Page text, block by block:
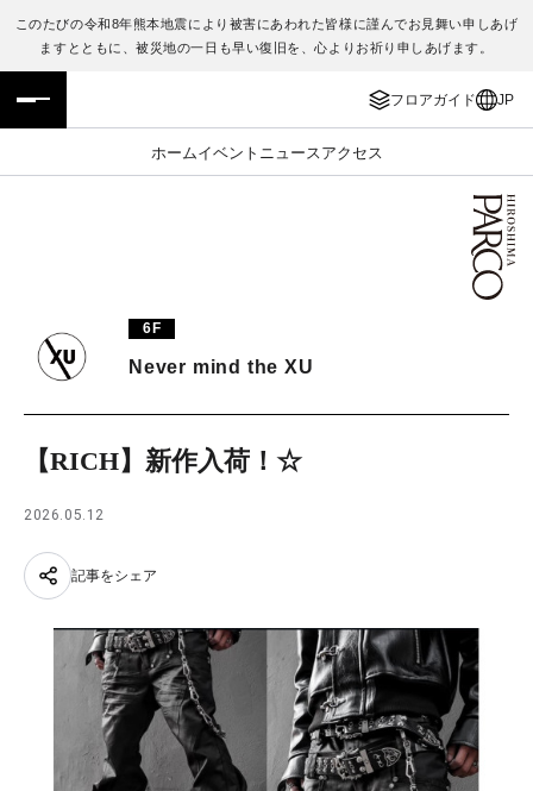
このたびの令和8年熊本地震により被害にあわれた皆様に謹んでお見舞い申しあげ
ますとともに、被災地の一日も早い復旧を、心よりお祈り申しあげます。
フロアガイド JP
ホームイベント ニュース アクセス
フロアガイド
施設案内・アクセス
TAX FREE
ENGLISH
繁体字
日本語
6F
Never mind the XU
【RICH】新作入荷！‪☆
2026.05.12
記事をシェア